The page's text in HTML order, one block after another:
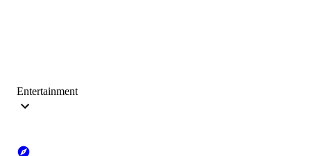
Entertainment